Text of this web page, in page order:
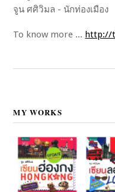
จูน ศศิวิมล - นักท่องเมือง
To know more ... http://
MY WORKS